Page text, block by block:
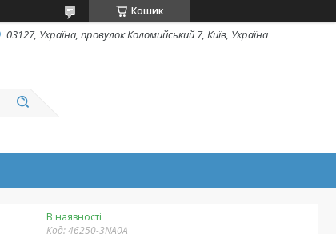
Кошик
03127, Україна, провулок Коломийський 7, Київ, Україна
В наявності
Код:46250-3NA0A